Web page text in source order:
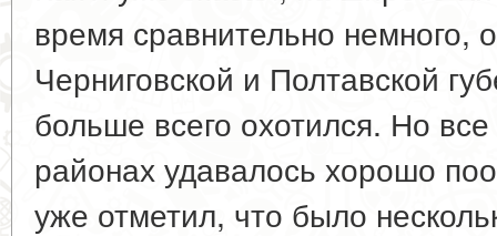
время сравнительно немного,
Черниговской и Полтавской
больше всего охотился. Но
районах удавалось хорошо
уже отметил, что было